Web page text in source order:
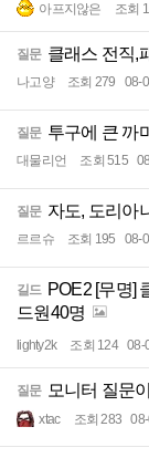
아프지않은 조회
질문 클래스 전직,
나고양 조회 279 08-
질문 투구에 큰 까
대물리언 조회 515
질문 자도, 도리아
르르슈 조회 195 08-
길드 POE2 [무명]
드원40명
lighty2k 조회 124 08-
질문 모니터 질문
xtac 조회 283